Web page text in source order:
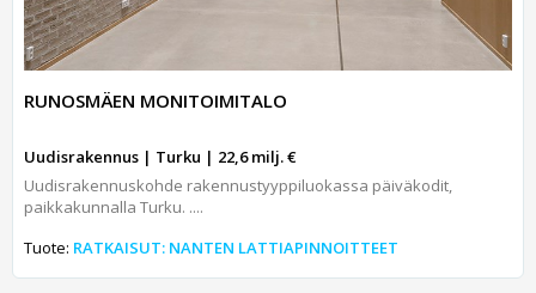
RUNOSMÄEN MONITOIMITALO
Uudisrakennus | Turku | 22,6 milj. €
Uudisrakennuskohde rakennustyyppiluokassa päiväkodit,
paikkakunnalla Turku. ....
Tuote: RATKAISUT: NANTEN LATTIAPINNOITTEET